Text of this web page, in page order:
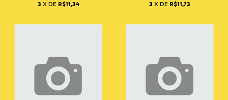
3 X DE R$11,34 3 X DE R$11,73